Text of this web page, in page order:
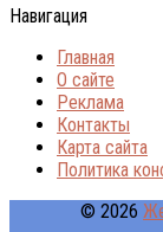
Навигация
Главная
О сайте
Реклама
Контакты
Карта сайта
Политика
© 2026